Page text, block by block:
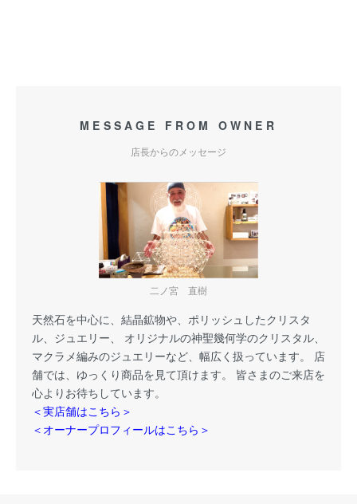
MESSAGE FROM OWNER
店長からのメッセージ
二ノ宮 直樹
天然石を中心に、結晶鉱物や、ポリッシュしたクリスタ
ル、ジュエリー、 オリジナルの神聖幾何学のクリスタル、
マクラメ編みのジュエリーなど、幅広く扱っています。 店
舗では、ゆっくり商品を見て頂けます。 皆さまのご来店を
心よりお待ちしています。
＜実店舗はこちら＞
＜オーナープロフィールはこちら＞